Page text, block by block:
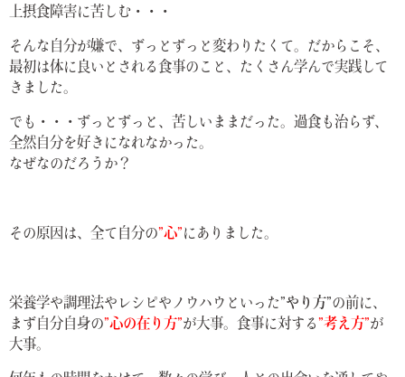
上摂食障害に苦しむ・・・
そんな自分が嫌で、ずっとずっと変わりたくて。だからこそ、
最初は体に良いとされる食事のこと、たくさん学んで実践して
きました。
でも・・・ずっとずっと、苦しいままだった。過食も治らず、
全然自分を好きになれなかった。
なぜなのだろうか？
その原因は、全て自分の”心”にありました。
栄養学や調理法やレシピやノウハウといった”やり方”の前に、
まず自分自身の”心の在り方”が大事。食事に対する ”考え方”が
大事。